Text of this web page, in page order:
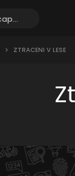
> ZTRACENI V LESE